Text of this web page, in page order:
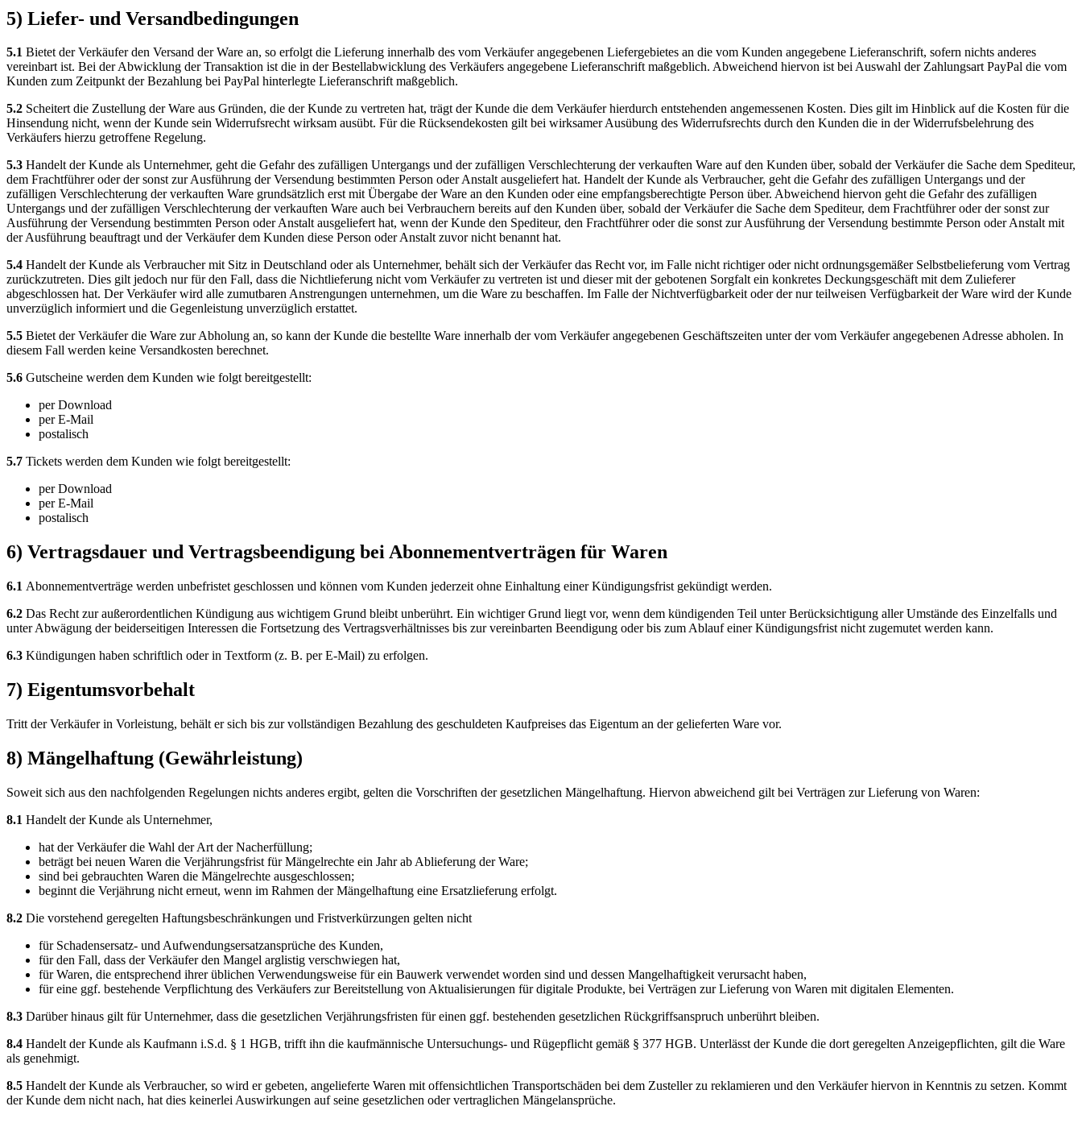
5) Liefer- und Versandbedingungen
5.1 Bietet der Verkäufer den Versand der Ware an, so erfolgt die Lieferung innerhalb des vom Verkäufer angegebenen Liefergebietes an die vom Kunden angegebene Lieferanschrift, sofern nichts anderes
vereinbart ist. Bei der Abwicklung der Transaktion ist die in der Bestellabwicklung des Verkäufers angegebene Lieferanschrift maßgeblich. Abweichend hiervon ist bei Auswahl der Zahlungsart PayPal die vom
Kunden zum Zeitpunkt der Bezahlung bei PayPal hinterlegte Lieferanschrift maßgeblich.
5.2 Scheitert die Zustellung der Ware aus Gründen, die der Kunde zu vertreten hat, trägt der Kunde die dem Verkäufer hierdurch entstehenden angemessenen Kosten. Dies gilt im Hinblick auf die Kosten für die
Hinsendung nicht, wenn der Kunde sein Widerrufsrecht wirksam ausübt. Für die Rücksendekosten gilt bei wirksamer Ausübung des Widerrufsrechts durch den Kunden die in der Widerrufsbelehrung des
Verkäufers hierzu getroffene Regelung.
5.3 Handelt der Kunde als Unternehmer, geht die Gefahr des zufälligen Untergangs und der zufälligen Verschlechterung der verkauften Ware auf den Kunden über, sobald der Verkäufer die Sache dem Spediteur,
dem Frachtführer oder der sonst zur Ausführung der Versendung bestimmten Person oder Anstalt ausgeliefert hat. Handelt der Kunde als Verbraucher, geht die Gefahr des zufälligen Untergangs und der
zufälligen Verschlechterung der verkauften Ware grundsätzlich erst mit Übergabe der Ware an den Kunden oder eine empfangsberechtigte Person über. Abweichend hiervon geht die Gefahr des zufälligen
Untergangs und der zufälligen Verschlechterung der verkauften Ware auch bei Verbrauchern bereits auf den Kunden über, sobald der Verkäufer die Sache dem Spediteur, dem Frachtführer oder der sonst zur
Ausführung der Versendung bestimmten Person oder Anstalt ausgeliefert hat, wenn der Kunde den Spediteur, den Frachtführer oder die sonst zur Ausführung der Versendung bestimmte Person oder Anstalt mit
der Ausführung beauftragt und der Verkäufer dem Kunden diese Person oder Anstalt zuvor nicht benannt hat.
5.4 Handelt der Kunde als Verbraucher mit Sitz in Deutschland oder als Unternehmer, behält sich der Verkäufer das Recht vor, im Falle nicht richtiger oder nicht ordnungsgemäßer Selbstbelieferung vom Vertrag
zurückzutreten. Dies gilt jedoch nur für den Fall, dass die Nichtlieferung nicht vom Verkäufer zu vertreten ist und dieser mit der gebotenen Sorgfalt ein konkretes Deckungsgeschäft mit dem Zulieferer
abgeschlossen hat. Der Verkäufer wird alle zumutbaren Anstrengungen unternehmen, um die Ware zu beschaffen. Im Falle der Nichtverfügbarkeit oder der nur teilweisen Verfügbarkeit der Ware wird der Kunde
unverzüglich informiert und die Gegenleistung unverzüglich erstattet.
5.5 Bietet der Verkäufer die Ware zur Abholung an, so kann der Kunde die bestellte Ware innerhalb der vom Verkäufer angegebenen Geschäftszeiten unter der vom Verkäufer angegebenen Adresse abholen. In
diesem Fall werden keine Versandkosten berechnet.
5.6 Gutscheine werden dem Kunden wie folgt bereitgestellt:
per Download
per E-Mail
postalisch
5.7 Tickets werden dem Kunden wie folgt bereitgestellt:
per Download
per E-Mail
postalisch
6) Vertragsdauer und Vertragsbeendigung bei Abonnementverträgen für Waren
6.1 Abonnementverträge werden unbefristet geschlossen und können vom Kunden jederzeit ohne Einhaltung einer Kündigungsfrist gekündigt werden.
6.2 Das Recht zur außerordentlichen Kündigung aus wichtigem Grund bleibt unberührt. Ein wichtiger Grund liegt vor, wenn dem kündigenden Teil unter Berücksichtigung aller Umstände des Einzelfalls und
unter Abwägung der beiderseitigen Interessen die Fortsetzung des Vertragsverhältnisses bis zur vereinbarten Beendigung oder bis zum Ablauf einer Kündigungsfrist nicht zugemutet werden kann.
6.3 Kündigungen haben schriftlich oder in Textform (z. B. per E-Mail) zu erfolgen.
7) Eigentumsvorbehalt
Tritt der Verkäufer in Vorleistung, behält er sich bis zur vollständigen Bezahlung des geschuldeten Kaufpreises das Eigentum an der gelieferten Ware vor.
8) Mängelhaftung (Gewährleistung)
Soweit sich aus den nachfolgenden Regelungen nichts anderes ergibt, gelten die Vorschriften der gesetzlichen Mängelhaftung. Hiervon abweichend gilt bei Verträgen zur Lieferung von Waren:
8.1 Handelt der Kunde als Unternehmer,
hat der Verkäufer die Wahl der Art der Nacherfüllung;
beträgt bei neuen Waren die Verjährungsfrist für Mängelrechte ein Jahr ab Ablieferung der Ware;
sind bei gebrauchten Waren die Mängelrechte ausgeschlossen;
beginnt die Verjährung nicht erneut, wenn im Rahmen der Mängelhaftung eine Ersatzlieferung erfolgt.
8.2 Die vorstehend geregelten Haftungsbeschränkungen und Fristverkürzungen gelten nicht
für Schadensersatz- und Aufwendungsersatzansprüche des Kunden,
für den Fall, dass der Verkäufer den Mangel arglistig verschwiegen hat,
für Waren, die entsprechend ihrer üblichen Verwendungsweise für ein Bauwerk verwendet worden sind und dessen Mangelhaftigkeit verursacht haben,
für eine ggf. bestehende Verpflichtung des Verkäufers zur Bereitstellung von Aktualisierungen für digitale Produkte, bei Verträgen zur Lieferung von Waren mit digitalen Elementen.
8.3 Darüber hinaus gilt für Unternehmer, dass die gesetzlichen Verjährungsfristen für einen ggf. bestehenden gesetzlichen Rückgriffsanspruch unberührt bleiben.
8.4 Handelt der Kunde als Kaufmann i.S.d. § 1 HGB, trifft ihn die kaufmännische Untersuchungs- und Rügepflicht gemäß § 377 HGB. Unterlässt der Kunde die dort geregelten Anzeigepflichten, gilt die Ware
als genehmigt.
8.5 Handelt der Kunde als Verbraucher, so wird er gebeten, angelieferte Waren mit offensichtlichen Transportschäden bei dem Zusteller zu reklamieren und den Verkäufer hiervon in Kenntnis zu setzen. Kommt
der Kunde dem nicht nach, hat dies keinerlei Auswirkungen auf seine gesetzlichen oder vertraglichen Mängelansprüche.